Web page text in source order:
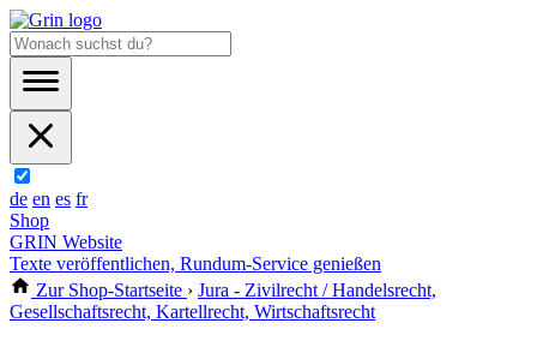
de en es fr
Shop
GRIN Website
Texte veröffentlichen, Rundum-Service genießen
Zur Shop-Startseite › Jura - Zivilrecht / Handelsrecht,
Gesellschaftsrecht, Kartellrecht, Wirtschaftsrecht